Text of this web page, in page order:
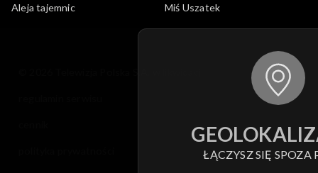
Aleja tajemnic Miś Uszatek
ŁĄCZYSZ SIĘ SPOZA